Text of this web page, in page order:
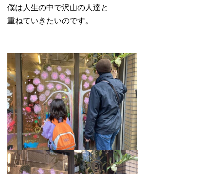
僕は人生の中で沢山の人達と
重ねていきたいのです。